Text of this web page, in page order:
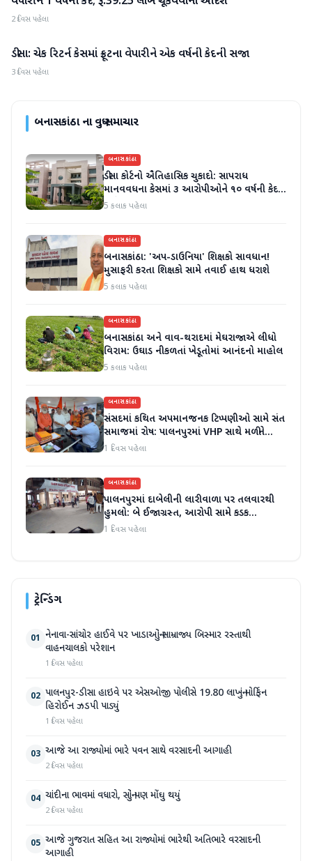
2 દિવસ પહેલા
બનાસકાંઠા
ડીસા: ચેક રિટર્ન કેસમાં ફ્રૂટના વેપારીને એક વર્ષની કેદની સજા
3 દિવસ પહેલા
બનાસકાંઠાના વધુ સમાચાર
બનાસકાંઠા
ડીસા કોર્ટનો ઐતિહાસિક ચુકાદો: સાપરાધ
માનવવધના કેસમાં ૩ આરોપીઓને ૧૦ વર્ષની કેદ
અને ૬ લાખનો દંડ
5 કલાક પહેલા
બનાસકાંઠા
બનાસકાંઠા: 'અપ-ડાઉનિયા' શિક્ષકો સાવધાન!
મુસાફરી કરતા શિક્ષકો સામે તવાઈ હાથ ધરાશે
5 કલાક પહેલા
બનાસકાંઠા
બનાસકાંઠા અને વાવ-થરાદમાં મેઘરાજાએ લીધો
વિરામ: ઉઘાડ નીકળતાં ખેડૂતોમાં આનંદનો માહોલ
5 કલાક પહેલા
બનાસકાંઠા
સંસદમાં કથિત અપમાનજનક ટિપ્પણીઓ સામે સંત
સમાજમાં રોષ: પાલનપુરમાં VHP સાથે મળીને
અધિક કલેક્ટરને આવેદનપત્ર આપ્યું
1 દિવસ પહેલા
બનાસકાંઠા
પાલનપુરમાં દાબેલીની લારીવાળા પર તલવારથી
હુમલો: બે ઈજાગ્રસ્ત, આરોપી સામે કડક
કાર્યવાહીની માંગ
1 દિવસ પહેલા
ટ્રેન્ડિંગ
01 નેનાવા-સાંચોર હાઈવે પર ખાડાઓનું સામ્રાજ્ય બિસ્માર રસ્તાથી
વાહનચાલકો પરેશાન
1 દિવસ પહેલા
02 પાલનપુર-ડીસા હાઇવે પર એસઓજી પોલીસે 19.80 લાખનું મોર્ફિન
હિરોઈન ઝડપી પાડ્યું
1 દિવસ પહેલા
03 આજે આ રાજ્યોમાં ભારે પવન સાથે વરસાદની આગાહી
2 દિવસ પહેલા
04 ચાંદીના ભાવમાં વધારો, સોનું પણ મોંઘુ થયું
2 દિવસ પહેલા
05 આજે ગુજરાત સહિત આ રાજ્યોમાં ભારેથી અતિભારે વરસાદની
આગાહી